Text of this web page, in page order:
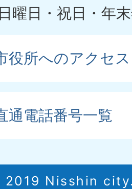
曜日・祝日・年
役所へのアクセス
通電話番号一覧
Nisshin